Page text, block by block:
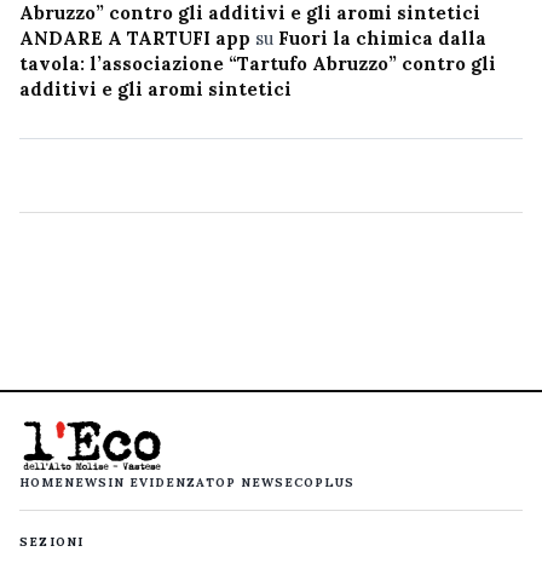
Abruzzo” contro gli additivi e gli aromi sintetici
ANDARE A TARTUFI app su Fuori la chimica dalla
tavola: l’associazione “Tartufo Abruzzo” contro gli
additivi e gli aromi sintetici
HOMENEWS IN EVIDENZATOP NEWS ECOPLUS
SEZIONI